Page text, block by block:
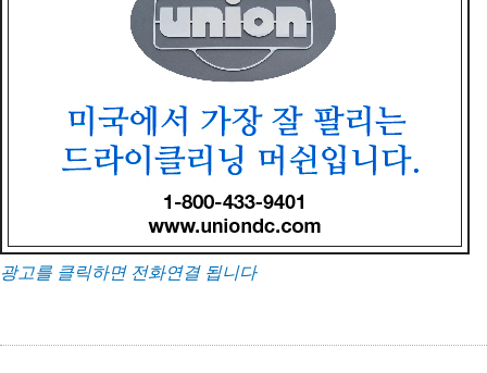
광고를 클릭하면 전화연결 됩니다